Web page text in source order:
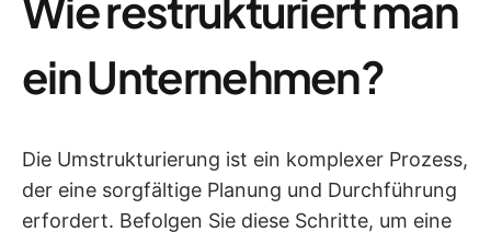
ein Unternehmen?
Die Umstrukturierung ist ein komplexer Prozess,
der eine sorgfältige Planung und Durchführung
erfordert. Befolgen Sie diese Schritte, um eine